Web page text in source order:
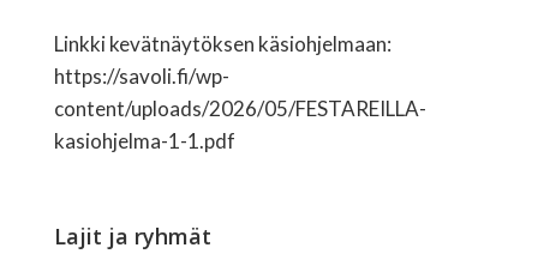
Linkki kevätnäytöksen käsiohjelmaan:
https://savoli.fi/wp-
content/uploads/2026/05/FESTAREILLA-
kasiohjelma-1-1.pdf
Lajit ja ryhmät